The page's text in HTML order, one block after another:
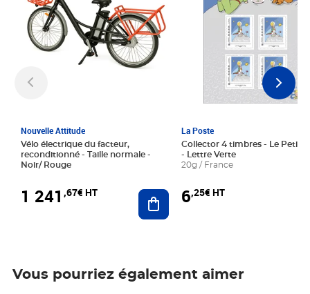
Nouvelle Attitude
Vélo électrique du facteur,
reconditionné - Taille normale -
Noir/ Rouge
1 241 ,67€ HT Ajouter au panier
La Poste
Collector 4 timbres - Le Petit
- Lettre Verte
20g / France
6,25€ HT
Vous pourriez également aimer